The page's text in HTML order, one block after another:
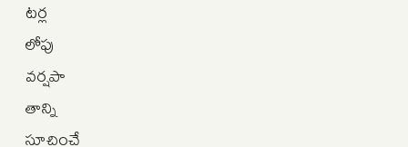
టర్ల
లోపు
వర్షపా
తాన్ని
సూచించే